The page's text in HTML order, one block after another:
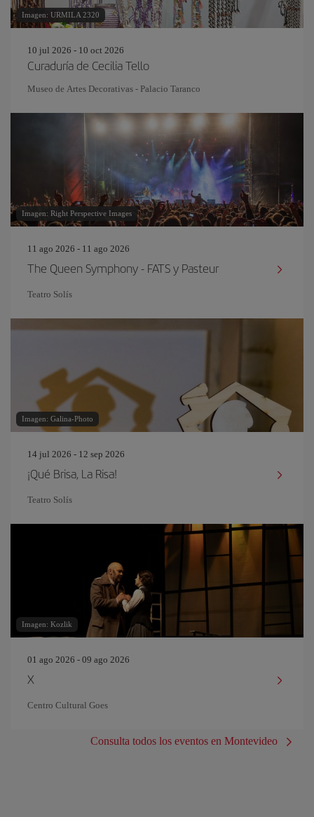
Imagen: URMILA 2320
10 jul 2026 - 10 oct 2026
Curaduría de Cecilia Tello
Museo de Artes Decorativas - Palacio Taranco
Imagen: Right Perspective Images
11 ago 2026 - 11 ago 2026
The Queen Symphony - FATS y Pasteur
Teatro Solís
Imagen: Galina-Photo
14 jul 2026 - 12 sep 2026
¡Qué Brisa, La Risa!
Teatro Solís
Imagen: Kozlik
01 ago 2026 - 09 ago 2026
X
Centro Cultural Goes
Consulta todos los eventos en Montevideo